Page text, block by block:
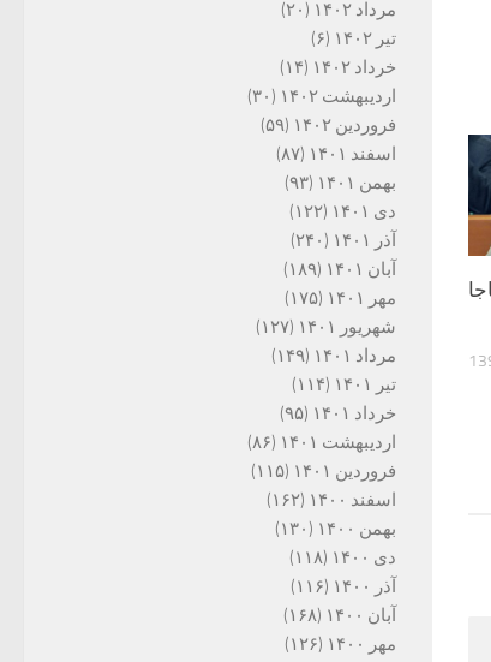
مرداد ۱۴۰۲
(۲۰)
تیر ۱۴۰۲
(۶)
خرداد ۱۴۰۲
(۱۴)
اردیبهشت ۱۴۰۲
(۳۰)
فروردین ۱۴۰۲
(۵۹)
اسفند ۱۴۰۱
(۸۷)
بهمن ۱۴۰۱
(۹۳)
دی ۱۴۰۱
(۱۲۲)
آذر ۱۴۰۱
(۲۴۰)
آبان ۱۴۰۱
(۱۸۹)
مهر ۱۴۰۱
(۱۷۵)
شهریور ۱۴۰۱
(۱۲۷)
مرداد ۱۴۰۱
(۱۴۹)
تیر ۱۴۰۱
(۱۱۴)
خرداد ۱۴۰۱
(۹۵)
اردیبهشت ۱۴۰۱
(۸۶)
فروردین ۱۴۰۱
(۱۱۵)
اسفند ۱۴۰۰
(۱۶۲)
بهمن ۱۴۰۰
(۱۳۰)
دی ۱۴۰۰
(۱۱۸)
آذر ۱۴۰۰
(۱۱۶)
آبان ۱۴۰۰
(۱۶۸)
مهر ۱۴۰۰
(۱۲۶)